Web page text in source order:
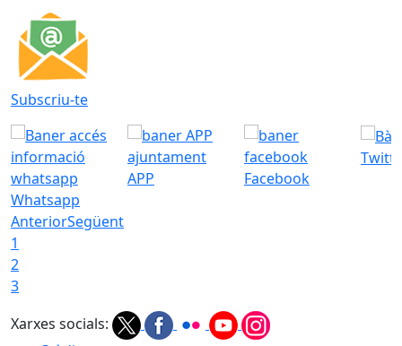
Subscriu-te
Whatsapp
APP Facebook
AnteriorSegüent
1
2
3
Xarxes socials: